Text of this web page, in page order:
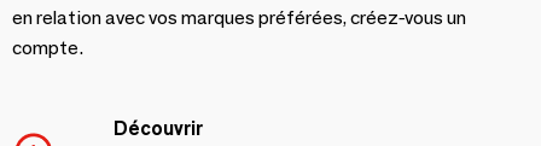
en relation avec vos marques préférées, créez-vous un
compte.
Découvrir